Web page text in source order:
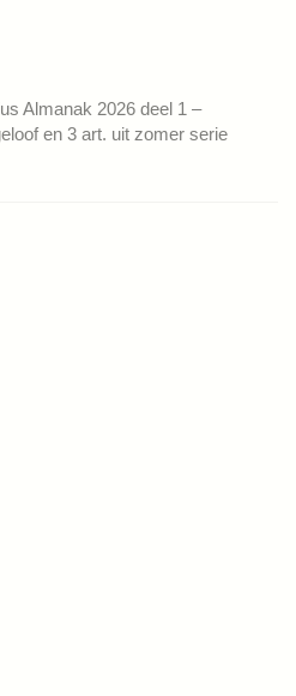
Almanak 2026 deel 1 –
en 3 art. uit zomer serie